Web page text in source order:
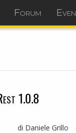
Forum
1.0.8
di Daniele Grillo